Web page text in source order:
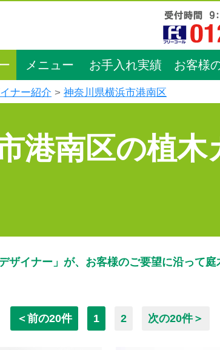
メニュー お手入れ実績 お客様
ナー紹介 神奈川県横浜市港南区
港南区の植木
ザイナー」が、お客様のご要望に沿って庭
＜前の20件 1 2 次の20件＞